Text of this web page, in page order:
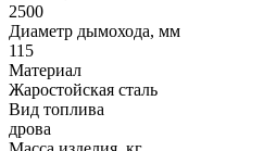
2500
Диаметр дымохода, мм
115
Материал
Жаростойская сталь
Вид топлива
дрова